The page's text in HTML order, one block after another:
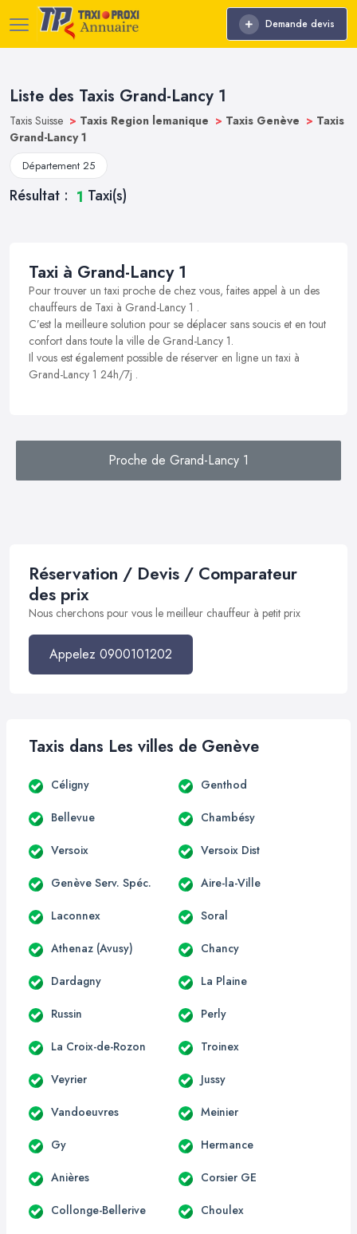
Demande devis
Liste des Taxis Grand-Lancy 1
Taxis Suisse > Taxis Region lemanique > Taxis Genève > Taxis
Grand-Lancy 1
Département 25
Résultat : 1 Taxi(s)
Taxi à Grand-Lancy 1
Pour trouver un taxi proche de chez vous, faites appel à un des
chauffeurs de Taxi à Grand-Lancy 1 .
C’est la meilleure solution pour se déplacer sans soucis et en tout
confort dans toute la ville de Grand-Lancy 1.
Il vous est également possible de réserver en ligne un taxi à
Grand-Lancy 1 24h/7j .
Proche de Grand-Lancy 1
Réservation / Devis / Comparateur
des prix
Nous cherchons pour vous le meilleur chauffeur à petit prix
Appelez 0900101202
Taxis dans Les villes de Genève
Céligny Genthod
Bellevue Chambésy
Versoix Versoix Dist
Genève Serv. Spéc. Aire-la-Ville
Laconnex Soral
Athenaz (Avusy) Chancy
Dardagny La Plaine
Russin Perly
La Croix-de-Rozon Troinex
Veyrier Jussy
Vandoeuvres Meinier
Gy Hermance
Anières Corsier GE
Collonge-Bellerive Choulex